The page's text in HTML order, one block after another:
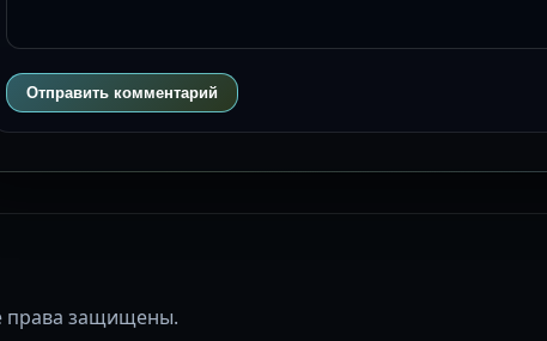
Отправить комментарий
права защищены.